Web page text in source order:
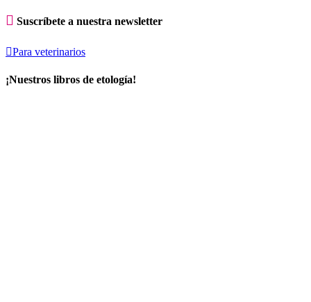
 Suscríbete a nuestra newsletter
Para veterinarios
¡Nuestros libros de etología!